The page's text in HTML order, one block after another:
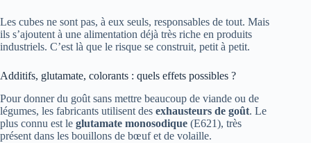
Les cubes ne sont pas, à eux seuls, responsables de tout. Mais
ils s’ajoutent à une alimentation déjà très riche en produits
industriels. C’est là que le risque se construit, petit à petit.
Additifs, glutamate, colorants : quels effets possibles ?
Pour donner du goût sans mettre beaucoup de viande ou de
légumes, les fabricants utilisent des exhausteurs de goût. Le
plus connu est le glutamate monosodique (E621), très
présent dans les bouillons de bœuf et de volaille.